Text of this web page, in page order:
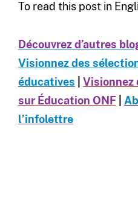
To read this post in
Découvrez d’autres
Visionnez des
éducatives
Visionnez
sur Éducation ONF|
l’infolettre